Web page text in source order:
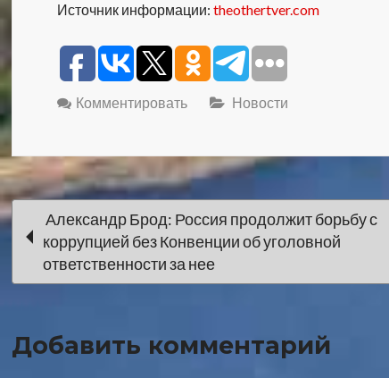
Источник информации:theothertver.com
Комментировать Новости
Навигация
по
Александр Брод: Россия продолжит борьбу с
коррупцией без Конвенции об уголовной
ответственности за нее
Добавить комментарий